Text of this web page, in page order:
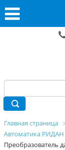
Главная страница
Автоматика РИДАН
Преобразователь